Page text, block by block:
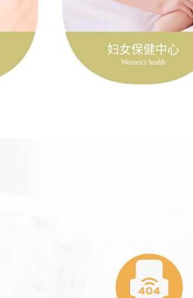
妇女保健中心
Women's health